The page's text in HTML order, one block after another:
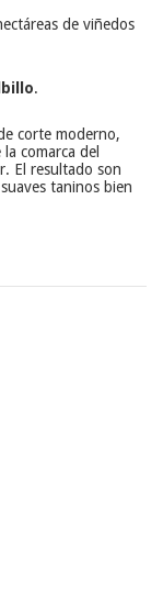
de viñedos
.
corte moderno,
comarca del
El resultado son
taninos bien